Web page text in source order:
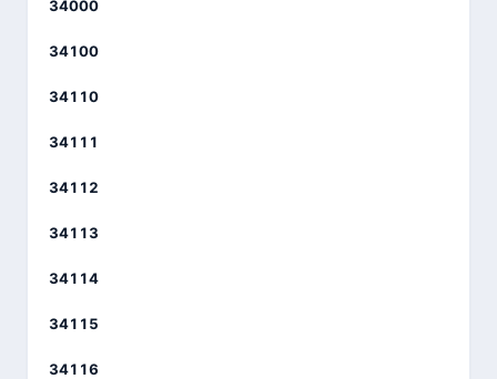
34000
34100
34110
34111
34112
34113
34114
34115
34116